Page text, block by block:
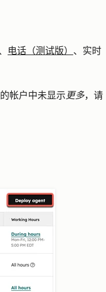
电话（测试版） 、实时
帐户中未显示 更多，请